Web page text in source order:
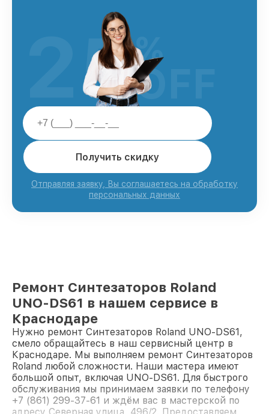
Получить скидку
Отправляя заявку, Вы соглашаетесь на обработку
персональных данных
25%
OFF
Ремонт Синтезаторов Roland
UNO-DS61 в нашем сервисе в
Краснодаре
Нужно ремонт Синтезаторов Roland UNO-DS61,
смело обращайтесь в наш сервисный центр в
Краснодаре. Мы выполняем ремонт Синтезаторов
Roland любой сложности. Наши мастера имеют
большой опыт, включая UNO-DS61. Для быстрого
обслуживания мы принимаем заявки по телефону
+7 (861) 299-37-61 и ждём вас в мастерской по